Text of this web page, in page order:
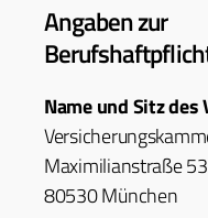
Angaben zur
Name und Sitz des
Max­i­m­il­ianstraße 53
80530 München